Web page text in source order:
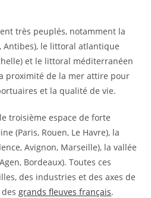
très peuplés, notamment la
Antibes), le littoral atlantique
et le littoral méditerranéen
proximité de la mer attire pour
et la qualité de vie.
troisième espace de forte
(Paris, Rouen, Le Havre), la
Avignon, Marseille), la vallée
Bordeaux). Toutes ces
des industries et des axes de
desgrands fleuves français.